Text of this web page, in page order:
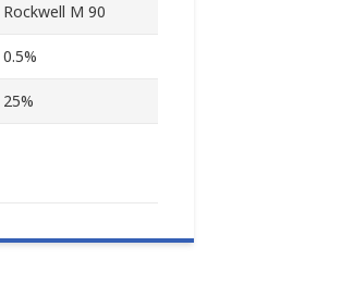
Rockwell M 90
0.5%
25%